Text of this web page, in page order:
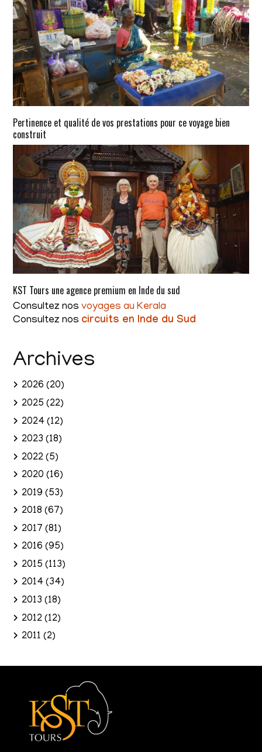
Pertinence et qualité de vos prestations pour ce voyage bien
construit
KST Tours une agence premium en Inde du sud
Consultez nosvoyages au Kerala
Consultez nos circuits en Inde du Sud
Archives
2026 (20)
2025 (22)
2024 (12)
2023 (18)
2022 (5)
2020 (16)
2019 (53)
2018 (67)
2017 (81)
2016 (95)
2015 (113)
2014 (34)
2013 (18)
2012 (12)
2011 (2)